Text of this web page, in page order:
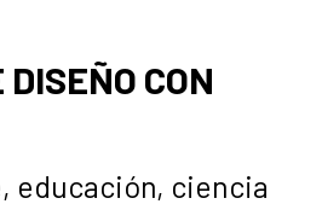
CON
educación, ciencia